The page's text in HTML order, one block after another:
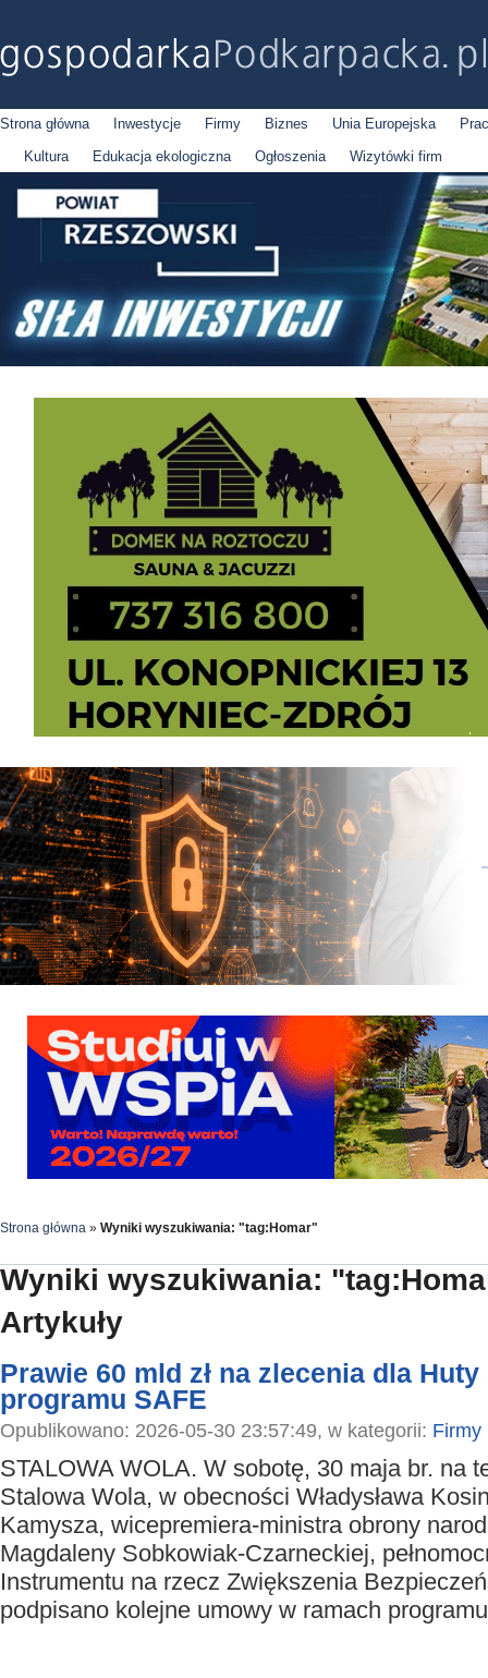
Strona główna Inwestycje Firmy Biznes Unia Europejska
Kultura
Edukacja ekologiczna Ogłoszenia Wizytówki firm
Strona główna » Wyniki wyszukiwania: "tag:Homar"
Wyniki wyszukiwania:
Artykuły
Prawie 60 mld zł na zlecenia dla
programu SAFE
Opublikowano: 2026-05-30 23:57:49, w kategorii: Firmy
STALOWA WOLA. W sobotę, 30 maja br. na
Stalowa Wola, w obecności Władysława
Kamysza, wicepremiera-ministra obrony
Magdaleny Sobkowiak-Czarneckiej,
Instrumentu na rzecz Zwiększenia
podpisano kolejne umowy w ramach